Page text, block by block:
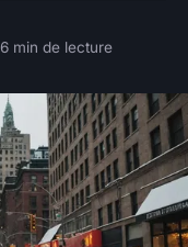
6 min de lecture